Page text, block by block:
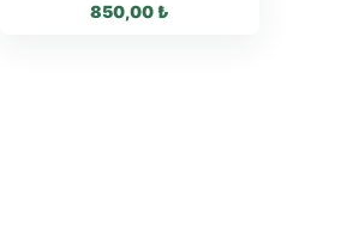
850,00₺